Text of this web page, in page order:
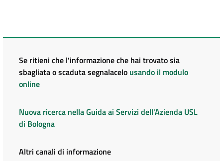
Se ritieni che l'informazione che hai trovato sia
sbagliata o scaduta segnalacelo usando il modulo
online
Nuova ricerca nella Guida ai Servizi dell'Azienda USL
di Bologna
Altri canali di informazione